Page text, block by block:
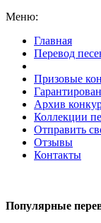
Меню:
Главная
Перевод
Призовые
Архив
Коллекции
Отправить
Отзывы
Контакты
Популярные